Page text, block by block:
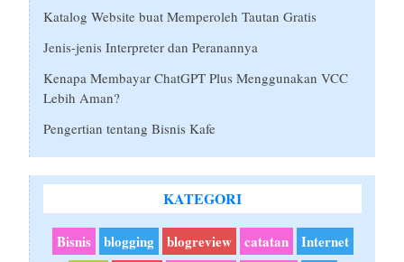
Katalog Website buat Memperoleh Tautan Gratis
Jenis-jenis Interpreter dan Peranannya
Kenapa Membayar ChatGPT Plus Menggunakan VCC
Lebih Aman?
Pengertian tentang Bisnis Kafe
KATEGORI
Bisnis blogging blogreview catatan
Internet